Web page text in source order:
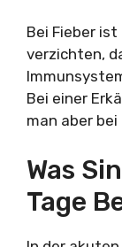
Bei Fieber
verzichten,
Bei einer
man aber
Was
Tage